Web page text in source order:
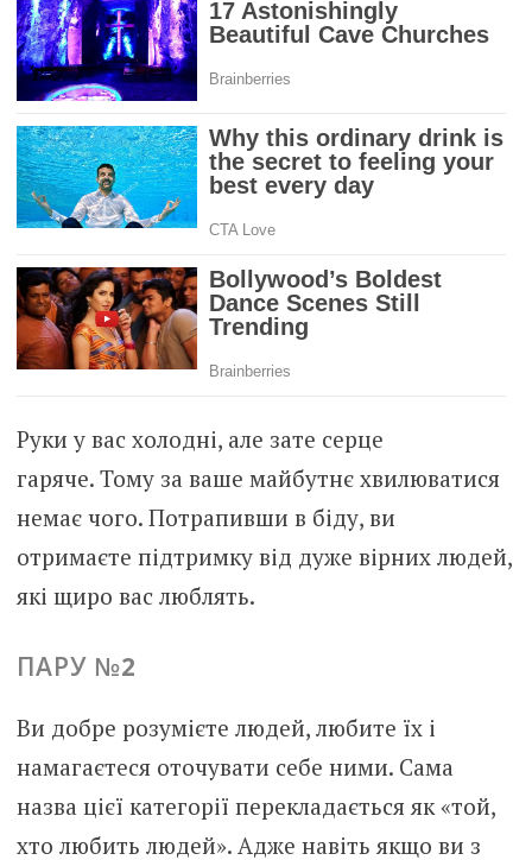
Руки у вас холодні, але зате серце
гаряче. Тому за ваше майбутнє хвилюватися
немає чого. Потрапивши в біду, ви
отримаєте підтримку від дуже вірних людей,
які щиро вас люблять.
ПАРУ №2
Ви добре розумієте людей, любите їх і
намагаєтеся оточувати себе ними. Сама
назва цієї категорії перекладається як «той,
хто любить людей». Адже навіть якщо ви з